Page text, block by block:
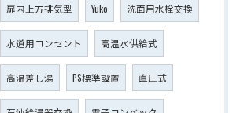
扉内上方排気型 Yuko 洗面用水栓交換
水道用コンセント 高温水供給式
高温差し湯 PS標準設置 直圧式